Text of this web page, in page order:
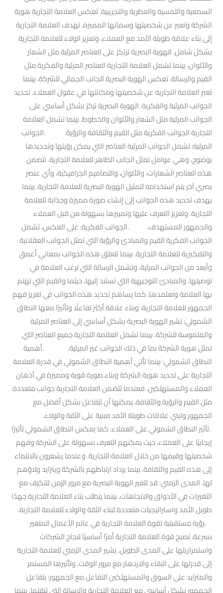
السمعية واللمسية والعطرية والتجريبية. تعكس العلامة التجارية هوية
الشركة وتعبر عن شخصيتها وسماتها المميزة. تهدف العلامة التجارية
إلى بناء علاقة طويلة الأمد مع العملاء، وتعزيز الولاء للعلامة التجارية
بشكل شامل. الهوية البصرية ترتكز على العناصر المرئية مثل الشعار
والألوان، بينما تشمل العلامة التجارية العناصر المرئية والفكرية مثل
القيم والرسالة. تعكس الهوية البصرية الجانب الجمالي للشركة، بينما
تعبر العلامة التجارية عن شخصيتها ومكانتها في عقول العملاء. تحديد
الجوانب المرئية والفكرية: الهوية البصرية تركز بشكل أساسي على
الجوانب المرئية مثل الشعار والألوان والخطوط. بينما تشمل العلامة
التجارية الجوانب الفكرية مثل القيم والثقافة والرؤية. .الجوانب
المرئية: تشمل الجوانب المرئية العناصر التي يمكن رؤيتها وتحديدها
بوضوح، وهي عوامل تمثل الجانب الظاهر للعلامة التجارية. تتضمن
هذه العناصر الشعارات، والألوان، والتصاميم الجرافيكية، وأي عنصر
بصري آخر يتم استخدامه لتمثيل الهوية البصرية للعلامة التجارية. بينما
يهدف تحديد هذه الجوانب إلى إنشاء صورة مميزة وجذابة للعلامة
التجارية. وتعزيز التعرف عليها وتمييزها بسهولة من قبل العملاء
والجمهور المستهدف. .الجوانب الفكرية: على العكس، تشمل
الجوانب الفكرية القيم والمبادئ والرؤية التي تمثل الجوانب العقلانية
والتفكيرية للعلامة التجارية. بينما تتعلق هذه الجوانب بمعاني أعمق
وأبعد من الجوانب المرئية، وتشمل الرسالة التي ترغب العلامة في
توصيلها. والمبادئ التوجيهية التي تستند إليها، حيثما والقيم التي تهتم
بها العلامة وتعتمدها. كما يساهم تحديد هذه الجوانب في تعزيز فهم
الجمهور للعلامة التجارية، وبناء علاقة أكثر تفاعلًا وتأثيرًا معها النطاق
الشمولي: تشير الهوية البصرية بشكل أساسي إلى العناصر المرئية
والملموسة للشركة. بينما تشمل العلامة التجارية جميع العناصر التي
تمثل هوية الشركة بما في ذلك الجوانب غير المرئية. .أهمية
النطاق الشمولي: بينما تأتي أهمية النطاق الشمولي في قدرة العلامة
التجارية على تحديد هوية الشركة وبناء صورة قوية ومميزة في أذهان
العملاء والمستهلكين. فعندما تتضمن العلامة التجارية جوانب متعددة
مثل القيم والرؤية والثقافة، يمكنها أن تتفاعل بشكل أفضل مع
الجمهور وتبني علاقات طويلة الأمد مبنية على الثقة والولاء.
.تأثير النطاق الشمولي على العملاء: كما يعكس النطاق الشمولي تأثيرًا
إيجابيًا على العملاء، حيث يمكنهم التعرف بسهولة على الشركة وفهم
شخصيتها وقيمها من خلال العلامة التجارية. وعندما يشعرون بالانتماء
إلى هذه القيم والثقافة. بينما يزداد ارتباطهم بالشركة ويتزايد ولاؤهم
لها. المدى الزمني: قد تتغير الهوية البصرية مع مرور الزمن لتتكيف مع
التغيرات في الأذواق والاتجاهات. بينما يتطلب بناء العلامة التجارية جهدًا
طويل الأمد واستراتيجيات متعددة لبناء الثقة والولاء للعلامة التجارية.
.رؤية مستقبلية لقوة العلامة التجارية في عالم الأعمال المتغير
بسرعة، تصبح قوة العلامة التجارية أمرًا أساسيًا لنجاح الشركات
واستمراريتها على المدى الطويل. يشير المدى الزمني للعلامة التجارية
إلى قدرتها على البقاء والازدهار مع مرور الوقت. وتأثيرها المستمر
والمتزايد على السوق والمستهلكين التفاعل مع الجمهور: يتفاعل
الجمهور بشكل أساسي مع العلامة التجارية والرسالة التي تنقلها. بينما